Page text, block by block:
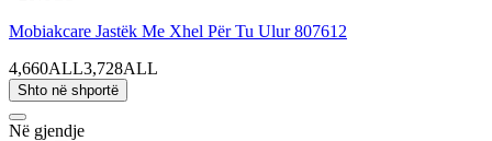
Mobiakcare Jastëk Me Xhel Për Tu Ulur 807612
4,660ALL3,728ALL
Shto në shportë
Në gjendje